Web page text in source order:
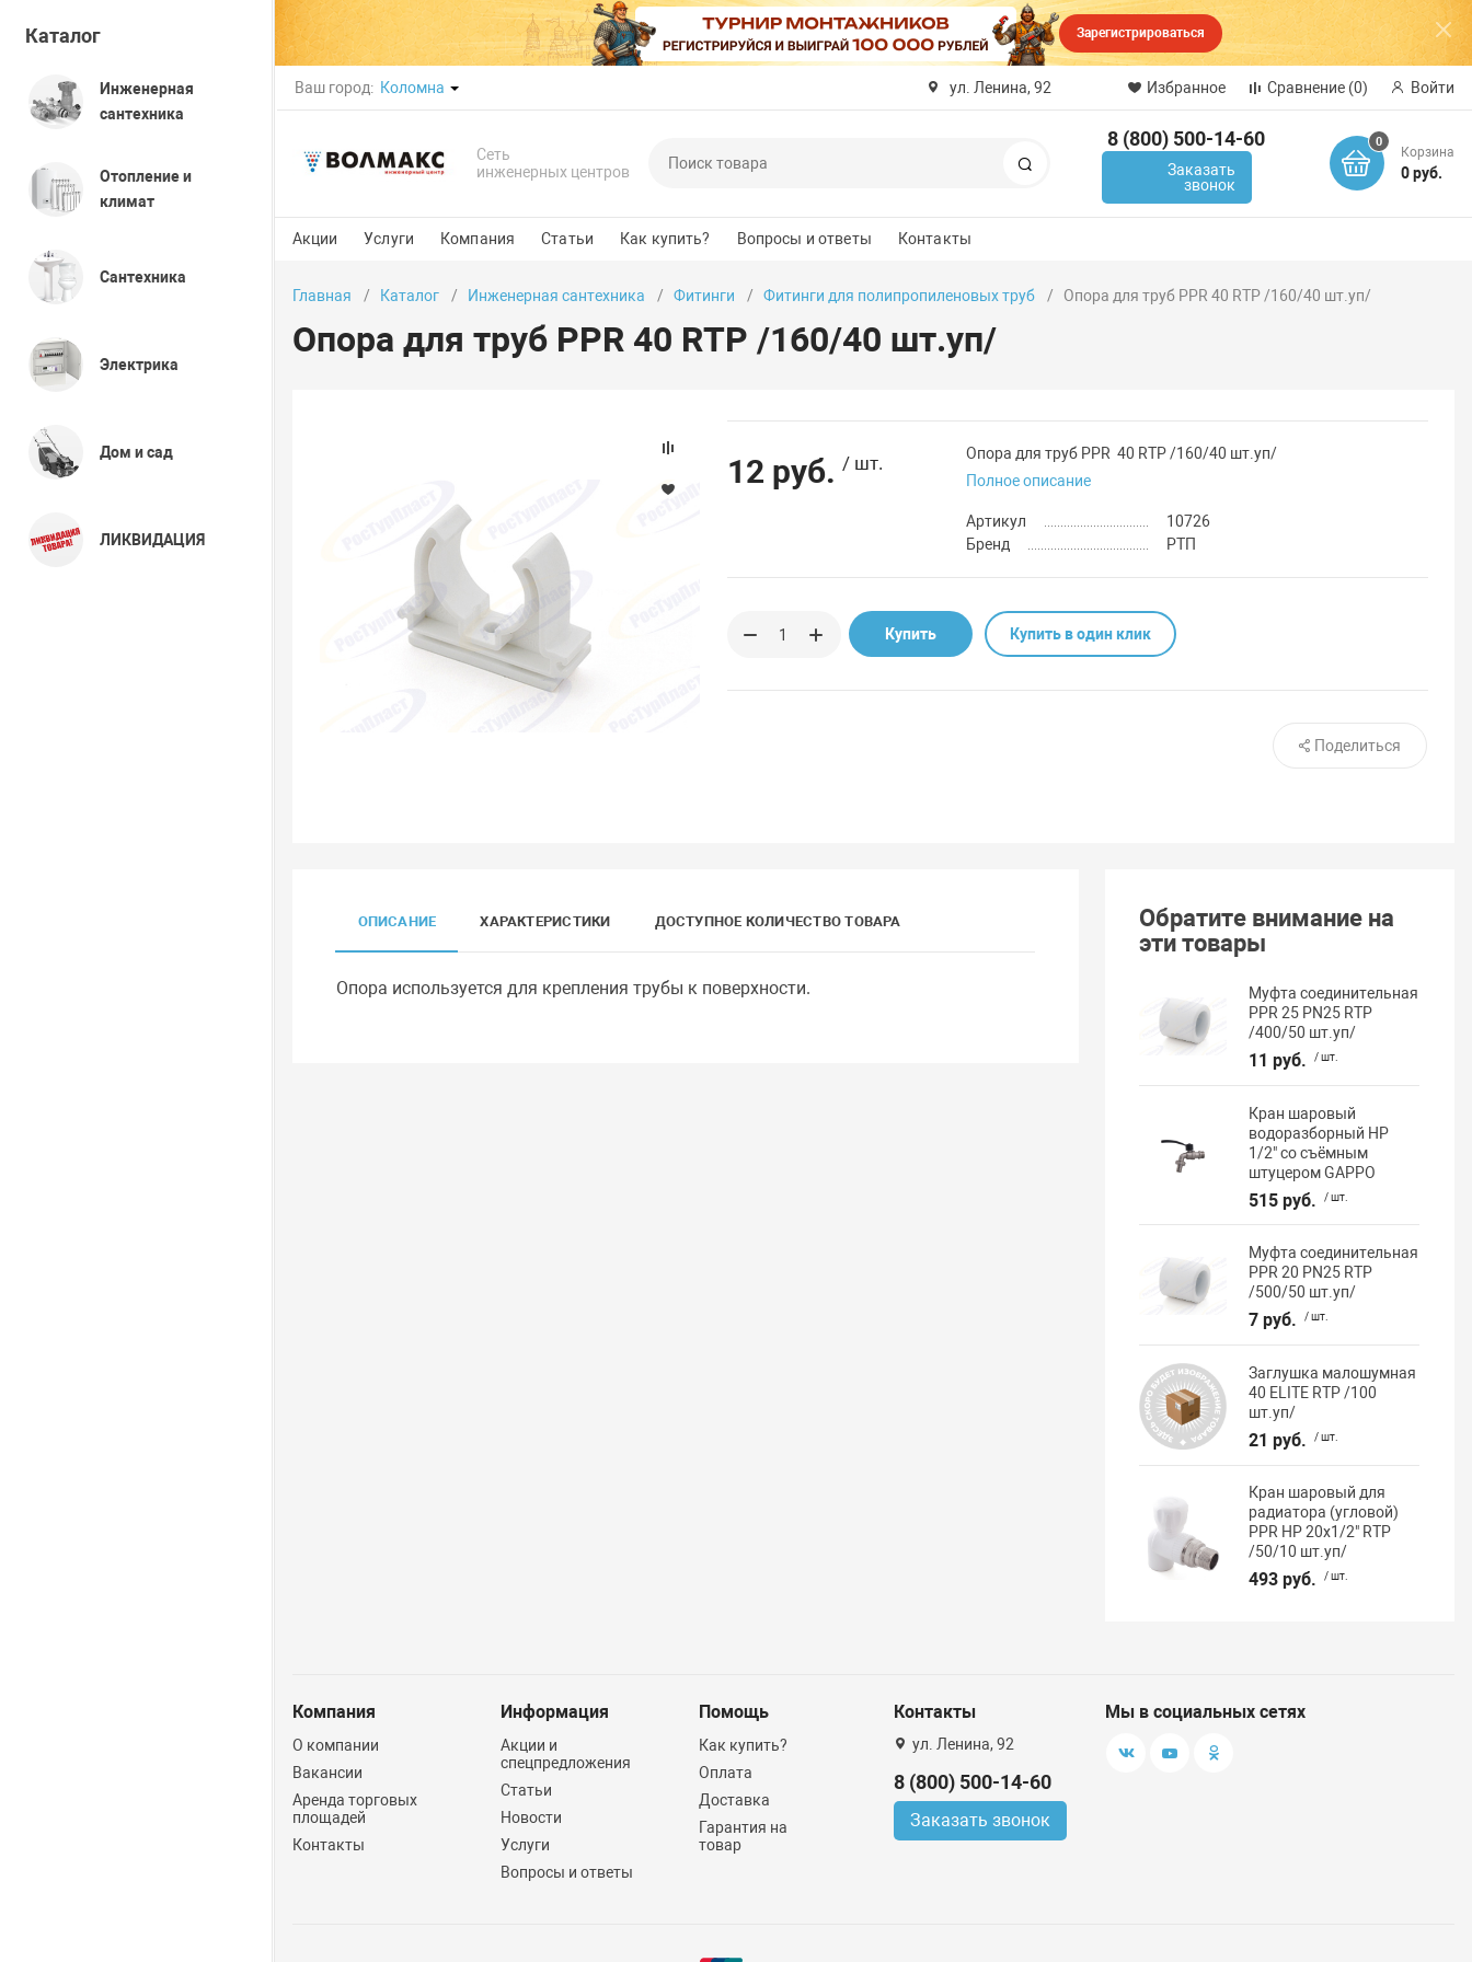
Зарегистрироваться
Ваш город: Коломна ул. Ленина, 92 Избранное Сравнение (0) Войти
Сеть
инженерных центров
8 (800) 500-14-60
Заказать
звонок
0
Корзина
0 руб.
Акции Услуги Компания Статьи Как купить? Вопросы и ответы Контакты
Каталог
Инженерная
сантехника
Отопление и
климат
Сантехника
Электрика
Дом и сад
ЛИКВИДАЦИЯ
Главная Каталог Инженерная сантехника Фитинги Фитинги для полипропиленовых труб Опора для труб PPR 40 RTP /160/40 шт.уп/
Опора для труб PPR 40 RTP /160/40 шт.уп/
12 руб. / шт.
Опора для труб PPR 40 RTP /160/40 шт.уп/
Полное описание
Артикул
10726
Бренд
РТП
Купить Купить в один клик
Поделиться
ОПИСАНИЕ ХАРАКТЕРИСТИКИ ДОСТУПНОЕ КОЛИЧЕСТВО ТОВАРА
Опора используется для крепления трубы к поверхности.
Обратите внимание на
эти товары
Муфта соединительная
PPR 25 PN25 RTP
/400/50 шт.уп/
11 руб. / шт.
Кран шаровый
водоразборный НР
1/2" со съёмным
штуцером GAPPO
515 руб. / шт.
Муфта соединительная
PPR 20 PN25 RTP
/500/50 шт.уп/
7 руб. / шт.
Заглушка малошумная
40 ELITE RTP /100
шт.уп/
21 руб. / шт.
Кран шаровый для
радиатора (угловой)
PPR НР 20х1/2" RTP
/50/10 шт.уп/
493 руб. / шт.
Компания
О компании
Вакансии
Аренда торговых
площадей
Контакты
Информация
Акции и
спецпредложения
Статьи
Новости
Услуги
Вопросы и ответы
Помощь
Как купить?
Оплата
Доставка
Гарантия на
товар
Контакты
ул. Ленина, 92
8 (800) 500-14-60
Заказать звонок
Мы в социальных сетях